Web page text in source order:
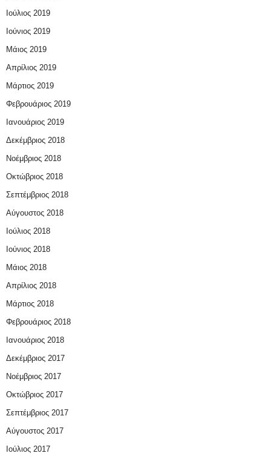
Ιούλιος 2019
Ιούνιος 2019
Μάιος 2019
Απρίλιος 2019
Μάρτιος 2019
Φεβρουάριος 2019
Ιανουάριος 2019
Δεκέμβριος 2018
Νοέμβριος 2018
Οκτώβριος 2018
Σεπτέμβριος 2018
Αύγουστος 2018
Ιούλιος 2018
Ιούνιος 2018
Μάιος 2018
Απρίλιος 2018
Μάρτιος 2018
Φεβρουάριος 2018
Ιανουάριος 2018
Δεκέμβριος 2017
Νοέμβριος 2017
Οκτώβριος 2017
Σεπτέμβριος 2017
Αύγουστος 2017
Ιούλιος 2017